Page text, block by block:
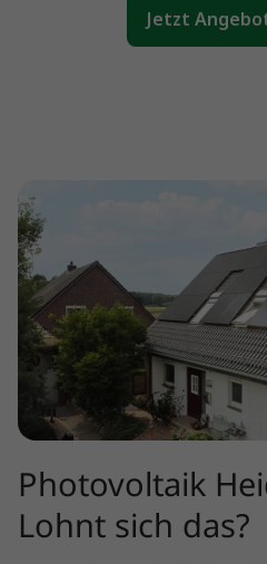
Jetzt
Photovoltaik
Lohnt sich das?